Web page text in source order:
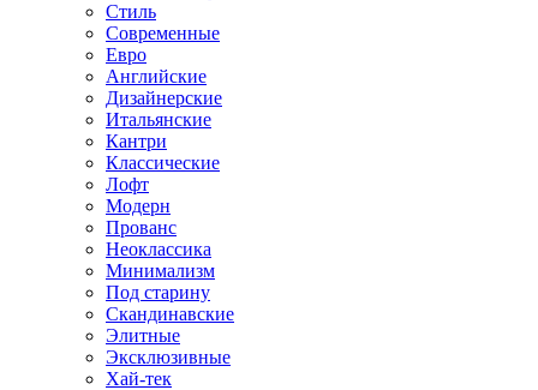
Стиль
Современные
Евро
Английские
Дизайнерские
Итальянские
Кантри
Классические
Лофт
Модерн
Прованс
Неоклассика
Минимализм
Под старину
Скандинавские
Элитные
Эксклюзивные
Хай-тек